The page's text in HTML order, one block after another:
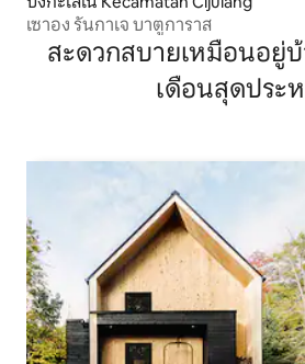
เซาอง รันกาเจ บาตูการาส
สะดวกสบายเหมือนอยู่
เดือนสุดประ